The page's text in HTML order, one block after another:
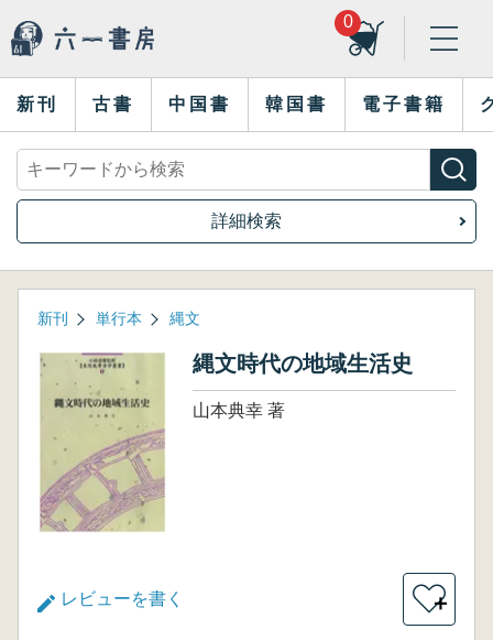
0
新刊 古書 中国書 韓国書 電子書籍
詳細検索
新刊 単行本 縄文
縄文時代の地域生活史
山本典幸 著
レビューを書く ＋